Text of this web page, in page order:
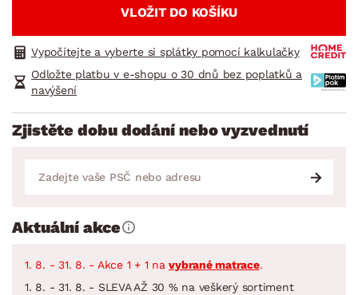
VLOŽIT DO KOŠÍKU
Vypočítejte a vyberte si splátky pomocí kalkulačky
Odložte platbu v e-shopu o 30 dnů bez poplatků a
navýšení
Zjistěte dobu dodání nebo vyzvednutí
Aktuální akce
1. 8. - 31. 8. - Akce 1 + 1 navybrané matrace.
1. 8. - 31. 8. - SLEVA AŽ 30 % na veškerý sortiment